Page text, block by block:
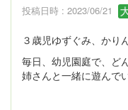
投稿日時 : 2023/06/21
３歳児ゆずぐみ、かり
毎日、幼児園庭で、ど
姉さんと一緒に遊んで